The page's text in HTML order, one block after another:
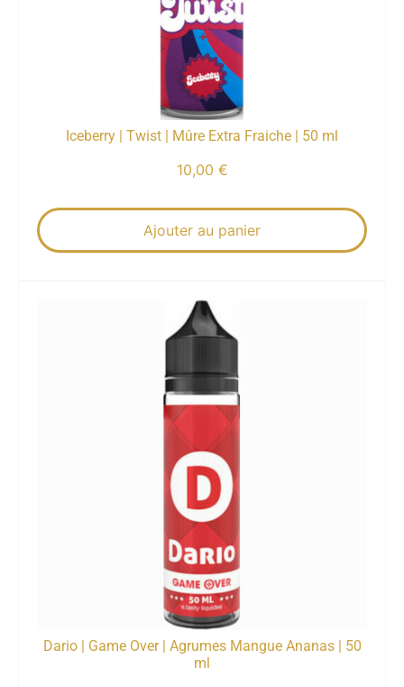
Iceberry | Twist | Mûre Extra Fraiche | 50 ml
10,00 €
Ajouter au panier
Dario | Game Over | Agrumes Mangue Ananas | 50
ml